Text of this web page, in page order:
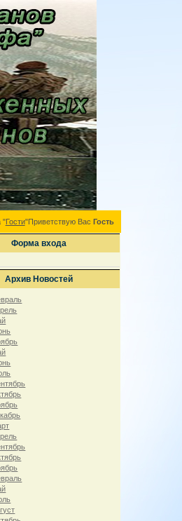
"Гости"Приветствую Вас Гость
Форма входа
Архив Новостей